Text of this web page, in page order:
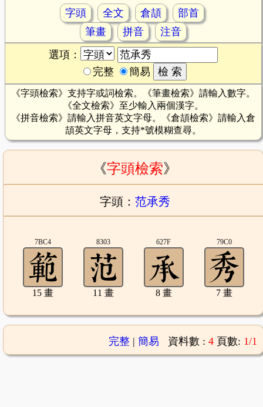
字頭 全文 倉頡
部首
筆畫
拼音
注音
選項：
完整
簡易
《字頭檢索》支持字或詞檢索。《筆畫檢索》請輸入數字。
《全文檢索》至少輸入兩個漢字。
《拼音檢索》請輸入拼音英文字母。《倉頡檢索》請輸入倉
頡英文字母，支持*號模糊查尋。
《字頭檢索》
字頭： 范承秀
7BC4
15 畫
8303
11 畫
627F
8 畫
79C0
7 畫
完整| 簡易 資料數 : 4 頁數: 1/1